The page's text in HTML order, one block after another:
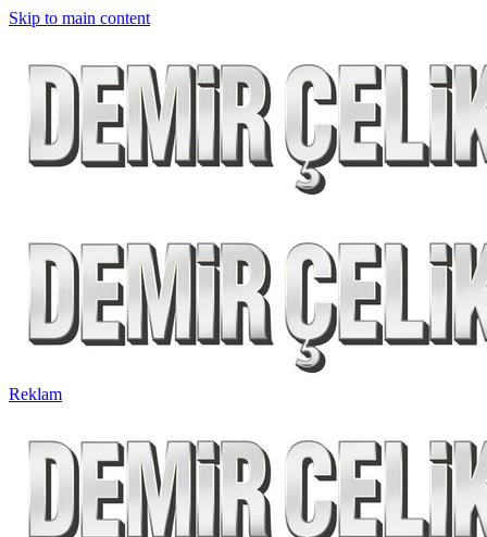
Skip to main content
Reklam